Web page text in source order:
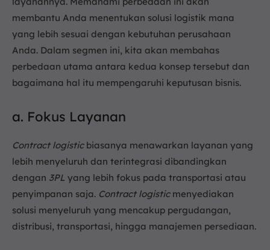
membantu Anda menentukan solusi logistik mana
yang lebih sesuai dengan kebutuhan perusahaan
Anda. Dalam segmen ini, kita akan membahas
perbedaan utama antara kedua konsep tersebut dan
bagaimana hal itu mempengaruhi keputusan bisnis.
a. Fokus Layanan
Contract logisticbiasanya menawarkan layanan yang
lebih menyeluruh dan terintegrasi dibandingkan
dengan 3PL yang lebih fokus pada transportasi atau
penyimpanan saja. Contract logisticmenyediakan
solusi menyeluruh yang mencakup pergudangan,
distribusi, transportasi, hingga manajemen persediaan.